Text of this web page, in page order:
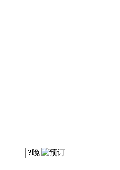
?晚